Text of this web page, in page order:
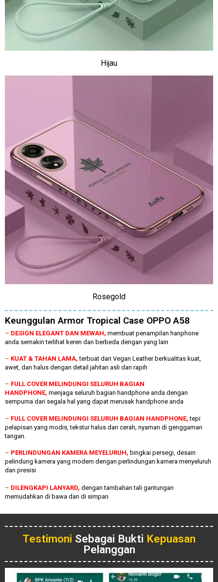
Hijau
Rosegold
Keunggulan Armor Tropical Case OPPO A58
– DESIGN ELEGANT DAN MEWAH, membuat penampilan hanphone
anda semakin terlihat keren dan berbeda dengan yang lain
– KUAT & TAHAN LAMA,terbuat dari Vegan Leather berkualitas kuat,
awet, dan halus dengan detail jahitan asli dan rapih
– FULL COVER MELINDUNGI SELURUH BAGIAN
HANDPHONE, menjaga seluruh bagian handphone anda dengan
sempurna dari segala hal yang dapat merusak handphone anda
– FULL COVER MELINDUNGI SELURUH BAGIAN HANDPHONE,tepi
pelapisan yang modis, tekstur halus dan cerah, nyaman di genggaman
tangan.
– PERLINDUNGAN KAMERA MEYELURUH, bingkai persegi, desain
pelindung kamera yang modern dengan perlindungan kamera menyeluruh
dan presisi
– DILENGKAPI LANYARD, dengan tambahan tali gantungan
memudahkan di bawa dan di simpan
Testimoni Sebagai Bukti Kepuasan
Pelanggan